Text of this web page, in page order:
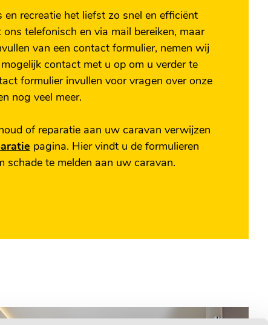
recreatie het liefst zo snel en efficiënt
telefonisch en via mail bereiken, maar
van een contact formulier, nemen wij
contact met u op om u verder te
formulier invullen voor vragen over onze
nog veel meer.
of reparatie aan uw caravan verwijzen
pagina. Hier vindt u de formulieren
schade te melden aan uw caravan.